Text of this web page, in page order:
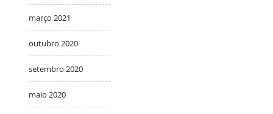
março 2021
outubro 2020
setembro 2020
maio 2020